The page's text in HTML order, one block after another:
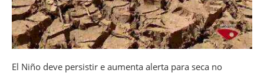
El Niño deve persistir e aumenta alerta para seca no